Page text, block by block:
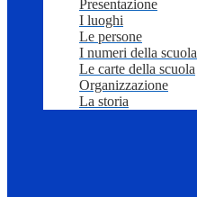
Presentazione
I luoghi
Le persone
I numeri della scuola
Le carte della scuola
Organizzazione
La storia